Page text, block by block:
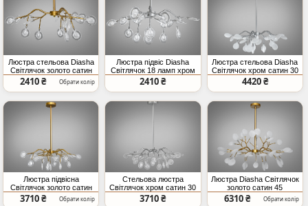
Люстра стельова Diasha
Світлячок золото сатин
18 ламп G4
2410 ₴ Обрати колір
Люстра підвіс Diasha
Світлячок 18 ламп хром
сатин
2410 ₴
Люстра стельова Diasha
Світлячок хром сатин 30
ламп
4420 ₴
Люстра підвісна
Світлячок золото сатин
30 ламп
3710 ₴ Обрати колір
Стельова люстра
Світлячок хром сатин 30
ламп
3710 ₴
Люстра Diasha Світлячок
золото сатин 45
плафонів
6310 ₴ Обрати колір